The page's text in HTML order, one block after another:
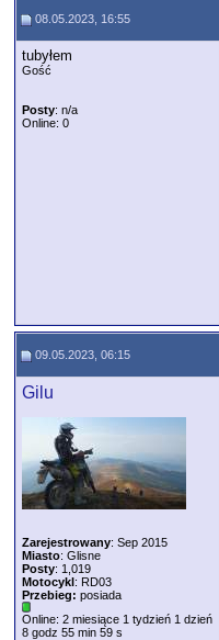
08.05.2023, 16:55
tubyłem
Gość
Posty: n/a
Online: 0
09.05.2023, 06:15
Gilu
Zarejestrowany: Sep 2015
Miasto: Glisne
Posty: 1,019
Motocykl: RD03
Przebieg: posiada
Online: 2 miesiące 1 tydzień 1 dzień
8 godz 55 min 59 s